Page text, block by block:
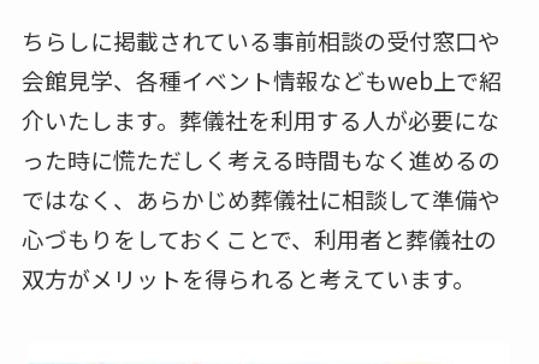
ちらしに掲載されている事前相談の受付窓口や
会館見学、各種イベント情報などもweb上で紹
介いたします。葬儀社を利用する人が必要にな
った時に慌ただしく考える時間もなく進めるの
ではなく、あらかじめ葬儀社に相談して準備や
心づもりをしておくことで、利用者と葬儀社の
双方がメリットを得られると考えています。